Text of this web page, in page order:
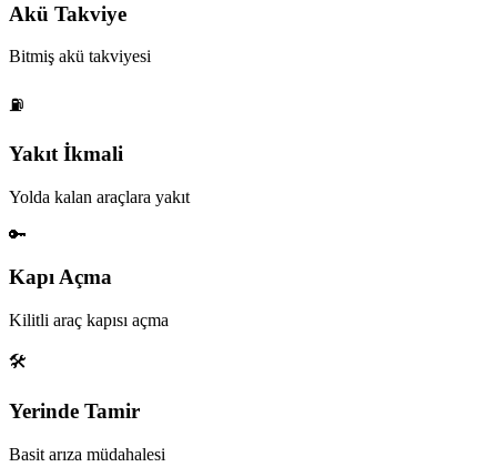
Akü Takviye
Bitmiş akü takviyesi
⛽
Yakıt İkmali
Yolda kalan araçlara yakıt
🔑
Kapı Açma
Kilitli araç kapısı açma
🛠️
Yerinde Tamir
Basit arıza müdahalesi